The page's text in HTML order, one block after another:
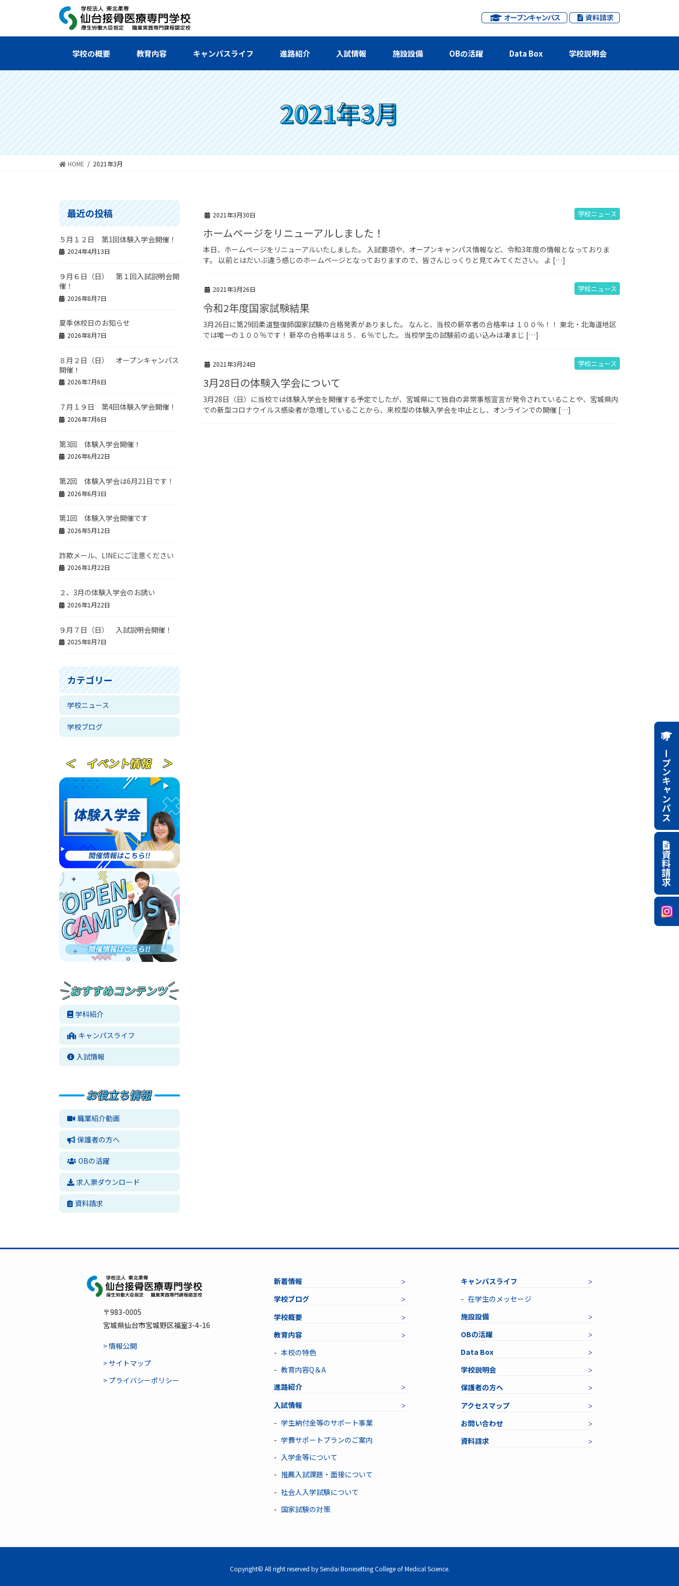
学校の概要 教育内容 キャンパスライフ 進路紹介 入試情報 施設設備 OBの活躍 Data Box 学校説明会
2021年3月
HOME 2021年3月
2021年3月30日 学校ニュース
ホームページをリニューアルしました！
本日、ホームページをリニューアルいたしました。 入試要項や、オープンキャンパス情報など、令和3年度の情報となっておりま
す。 以前とはだいぶ違う感じのホームページとなっておりますので、皆さんじっくりと見てみてください。 よ […]
2021年3月26日 学校ニュース
令和2年度国家試験結果
3月26日に第29回柔道整復師国家試験の合格発表がありました。 なんと、当校の新卒者の合格率は １００％！！ 東北・北海道地区
では唯一の１００％です！ 新卒の合格率は８５．６％でした。 当校学生の試験前の追い込みは凄まじ […]
2021年3月24日 学校ニュース
3月28日の体験入学会について
3月28日（日）に当校では体験入学会を開催する予定でしたが、宮城県にて独自の非常事態宣言が発令されていることや、宮城県内
での新型コロナウイルス感染者が急増していることから、来校型の体験入学会を中止とし、オンラインでの開催 […]
最近の投稿
５月１２日 第1回体験入学会開催！
2024年4月13日
９月６日（日） 第１回入試説明会開
催！
2026年8月7日
夏季休校日のお知らせ
2026年8月7日
８月２日（日） オープンキャンパス
開催！
2026年7月6日
７月１９日 第4回体験入学会開催！
2026年7月6日
第3回 体験入学会開催！
2026年6月22日
第2回 体験入学会は6月21日です！
2026年6月3日
第1回 体験入学会開催です
2026年5月12日
詐欺メール、LINEにご注意ください
2026年1月22日
２、3月の体験入学会のお誘い
2026年1月22日
９月７日（日） 入試説明会開催！
2025年8月7日
カテゴリー
学校ニュース
学校ブログ
学科紹介
キャンパスライフ
入試情報
職業紹介動画
保護者の方へ
OBの活躍
求人票ダウンロード
資料請求
〒983-0005
宮城県仙台市宮城野区福室3-4-16
> 情報公開
> サイトマップ
> プライバシーポリシー
新着情報
学校ブログ
学校概要
教育内容
本校の特色
教育内容Q＆A
進路紹介
入試情報
学生納付金等のサポート事業
学費サポートプランのご案内
入学金等について
推薦入試課題・面接について
社会人入学試験について
国家試験の対策
キャンパスライフ
在学生のメッセージ
施設設備
OBの活躍
Data Box
学校説明会
保護者の方へ
アクセスマップ
お問い合わせ
資料請求
Copyright© All right reserved by Sendai Bonesetting College of Medical Science.
オープンキャンパス
資料請求